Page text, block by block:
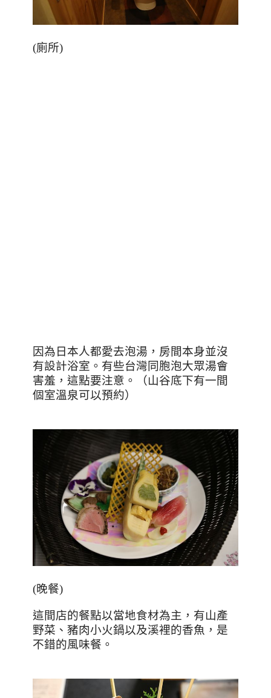
(廁所)
因為日本人都愛去泡湯，房間本身並沒
有設計浴室。有些台灣同胞泡大眾湯會
害羞，這點要注意。（山谷底下有一間
個室溫泉可以預約）
(晚餐)
這間店的餐點以當地食材為主，有山產
野菜、豬肉小火鍋以及溪裡的香魚，是
不錯的風味餐。